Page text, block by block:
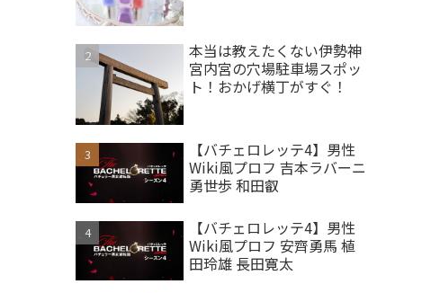
本当は教えたくない伊勢神
宮内宮の穴場駐車場スポッ
ト！おかげ横丁がすぐ！
【バチェロレッテ4】男性
Wiki風プロフ 吉本ラバーニ
勇世歩 和田叡
【バチェロレッテ4】男性
Wiki風プロフ 安齊勇馬 植
田玲雄 長田寛太